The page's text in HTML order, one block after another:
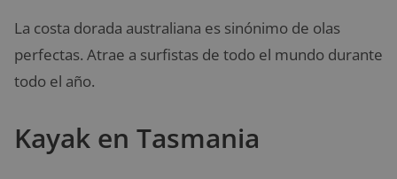
La costa dorada australiana es sinónimo de olas
perfectas. Atrae a surfistas de todo el mundo durante
todo el año.
Kayak en Tasmania